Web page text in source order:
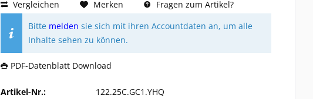
Vergleichen Merken
Fragen zum Artikel?
Bitte melden sie sich mit ihren Accountdaten an, um alle
Inhalte sehen zu können.
PDF-Datenblatt Download
Artikel-Nr.:
122.25C.GC1.YHQ